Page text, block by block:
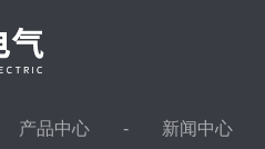
产品中心 新闻中心